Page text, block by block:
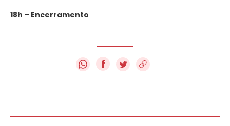
18h – Encerramento
f